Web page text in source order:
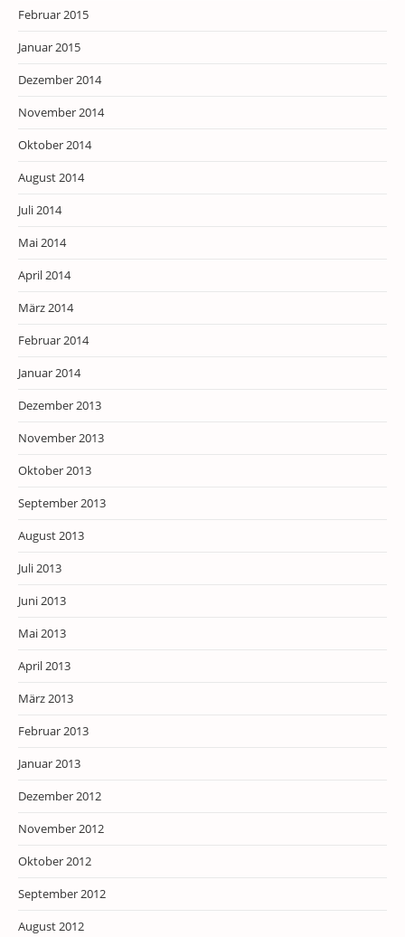
Februar 2015
Januar 2015
Dezember 2014
November 2014
Oktober 2014
August 2014
Juli 2014
Mai 2014
April 2014
März 2014
Februar 2014
Januar 2014
Dezember 2013
November 2013
Oktober 2013
September 2013
August 2013
Juli 2013
Juni 2013
Mai 2013
April 2013
März 2013
Februar 2013
Januar 2013
Dezember 2012
November 2012
Oktober 2012
September 2012
August 2012